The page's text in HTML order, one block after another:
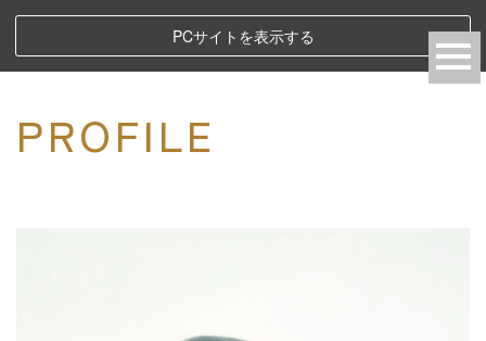
PCサイトを表示する
PROFILE